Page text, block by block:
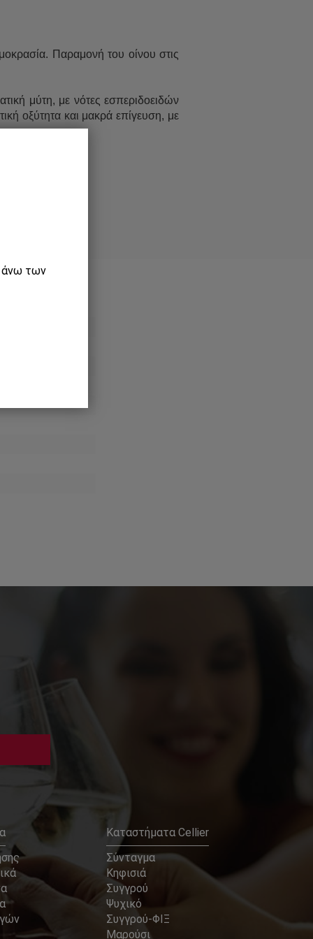
Παραμονή του οίνου στις
μύτη, με νότες εσπεριδοειδών
οξύτητα και μακρά επίγευση, με
Καταστήματα Cellier
Σύνταγμα
Κηφισιά
Συγγρού
Ψυχικό
Συγγρού-ΦΙΞ
Μαρούσι
άνω των